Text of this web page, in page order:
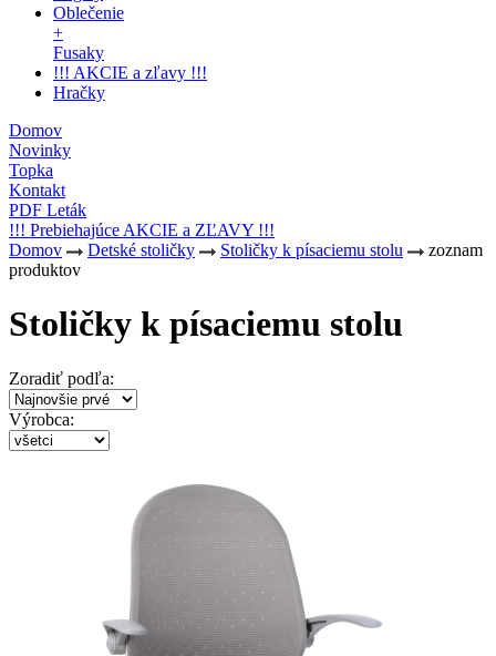
Oblečenie
+
Fusaky
!!! AKCIE a zľavy !!!
Hračky
Domov
Novinky
Topka
Kontakt
PDF Leták
!!! Prebiehajúce AKCIE a ZĽAVY !!!
Domov
Detské stoličky Stoličky k písaciemu stolu
zoznam
produktov
Stoličky k písaciemu stolu
Zoradiť podľa:
Výrobca: